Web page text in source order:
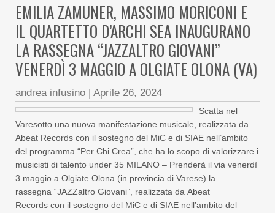
EMILIA ZAMUNER, MASSIMO MORICONI E
IL QUARTETTO D’ARCHI SEA INAUGURANO
LA RASSEGNA “JAZZALTRO GIOVANI”
VENERDÌ 3 MAGGIO A OLGIATE OLONA (VA)
andrea infusino | Aprile 26, 2024
Scatta nel
Varesotto una nuova manifestazione musicale, realizzata da
Abeat Records con il sostegno del MiC e di SIAE nell’ambito
del programma “Per Chi Crea”, che ha lo scopo di valorizzare i
musicisti di talento under 35 MILANO – Prenderà il via venerdì
3 maggio a Olgiate Olona (in provincia di Varese) la
rassegna “JAZZaltro Giovani”, realizzata da Abeat
Records con il sostegno del MiC e di SIAE nell’ambito del